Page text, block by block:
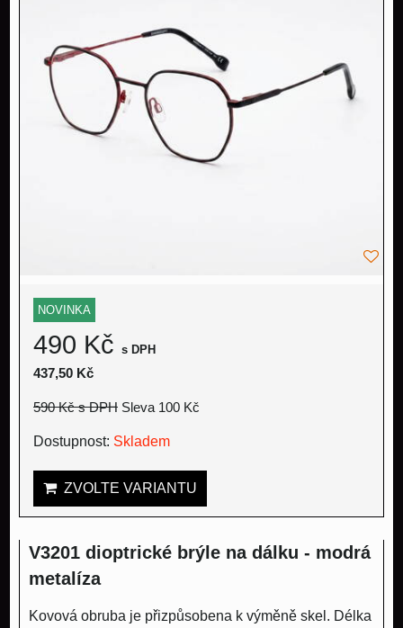
NOVINKA
490 Kč s DPH
437,50 Kč
590 Kčs DPH Sleva 100 Kč
Dostupnost: Skladem
ZVOLTE VARIANTU
V3201 dioptrické brýle na dálku - modrá
metalíza
Kovová obruba je přizpůsobena k výměně skel. Délka